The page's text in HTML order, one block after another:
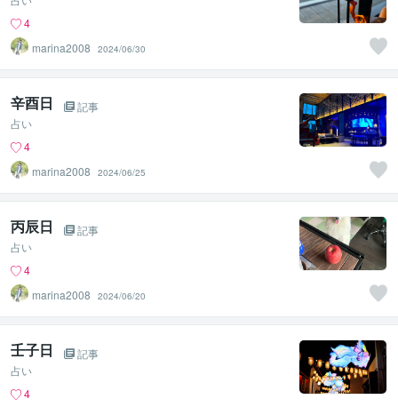
4
marina2008
2024/06/30
辛酉日
記事
占い
4
marina2008
2024/06/25
丙辰日
記事
占い
4
marina2008
2024/06/20
壬子日
記事
占い
4